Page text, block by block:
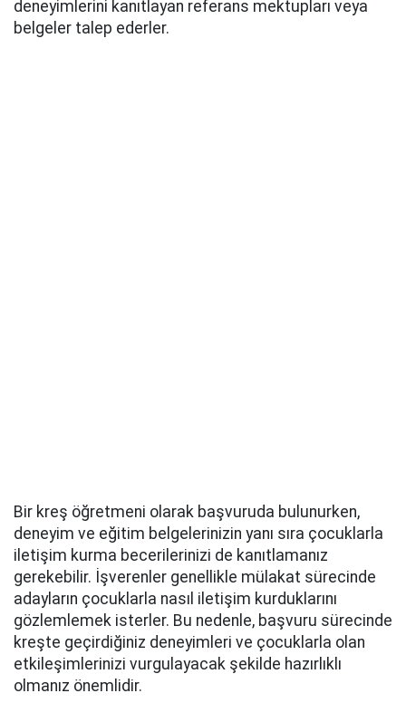
deneyimlerini kanıtlayan referans mektupları veya
belgeler talep ederler.
Bir kreş öğretmeni olarak başvuruda bulunurken,
deneyim ve eğitim belgelerinizin yanı sıra çocuklarla
iletişim kurma becerilerinizi de kanıtlamanız
gerekebilir. İşverenler genellikle mülakat sürecinde
adayların çocuklarla nasıl iletişim kurduklarını
gözlemlemek isterler. Bu nedenle, başvuru sürecinde
kreşte geçirdiğiniz deneyimleri ve çocuklarla olan
etkileşimlerinizi vurgulayacak şekilde hazırlıklı
olmanız önemlidir.